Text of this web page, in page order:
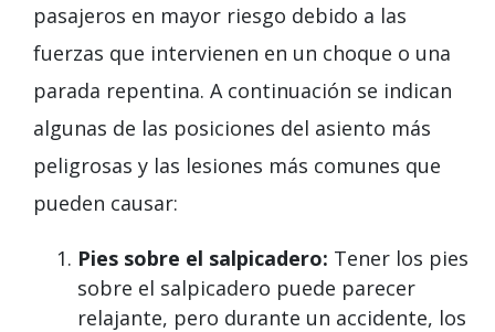
pasajeros en mayor riesgo debido a las
fuerzas que intervienen en un choque o una
parada repentina. A continuación se indican
algunas de las posiciones del asiento más
peligrosas y las lesiones más comunes que
pueden causar:
Pies sobre el salpicadero: Tener los pies
sobre el salpicadero puede parecer
relajante, pero durante un accidente, los